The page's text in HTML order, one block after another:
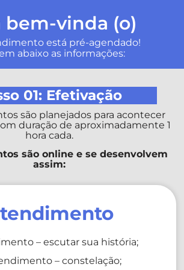
bem-vinda (o)
está pré-agendado!
abaixo as informações:
01: Efetivação
são planejados para acontecer
duração de aproximadamente 1
hora cada.
são online e se desenvolvem
assim:
– escutar sua história;
– constelação;